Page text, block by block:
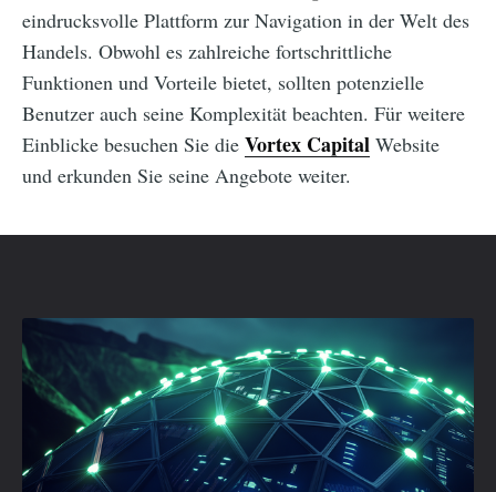
eindrucksvolle Plattform zur Navigation in der Welt des
Handels. Obwohl es zahlreiche fortschrittliche
Funktionen und Vorteile bietet, sollten potenzielle
Benutzer auch seine Komplexität beachten. Für weitere
Einblicke besuchen Sie die Vortex Capital Website
und erkunden Sie seine Angebote weiter.